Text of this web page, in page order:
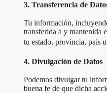
3. Transferencia de
Tu información,
transferida a y mantenida
tu estado, provincia, país
4. Divulgación de Datos
Podemos divulgar tu
buena fe de que dicha